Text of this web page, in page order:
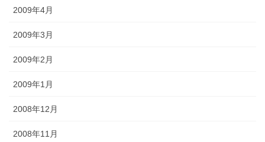
2009年4月
2009年3月
2009年2月
2009年1月
2008年12月
2008年11月